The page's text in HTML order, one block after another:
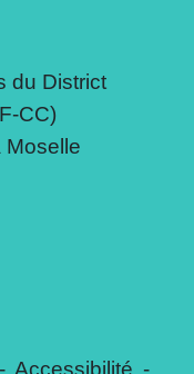
du District
CC)
Moselle
- Accessibilité -